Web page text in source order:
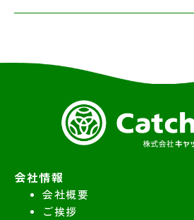
会社情報
会社概要
ご挨拶